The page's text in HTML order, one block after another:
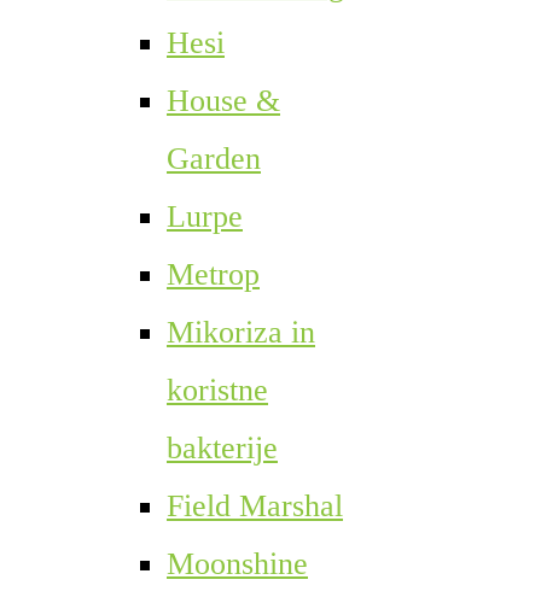
Hesi
House &
Garden
Lurpe
Metrop
Mikoriza in
koristne
bakterije
Field Marshal
Moonshine